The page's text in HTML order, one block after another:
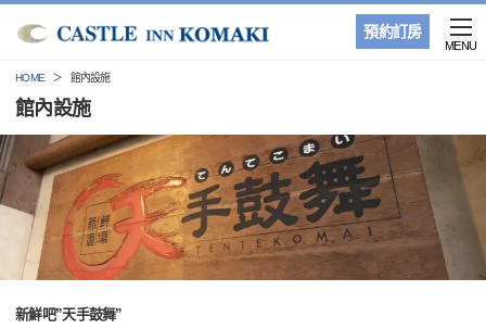
預約訂房
MENU
HOME 館內設施
館內設施
新鮮吧”天手鼓舞”